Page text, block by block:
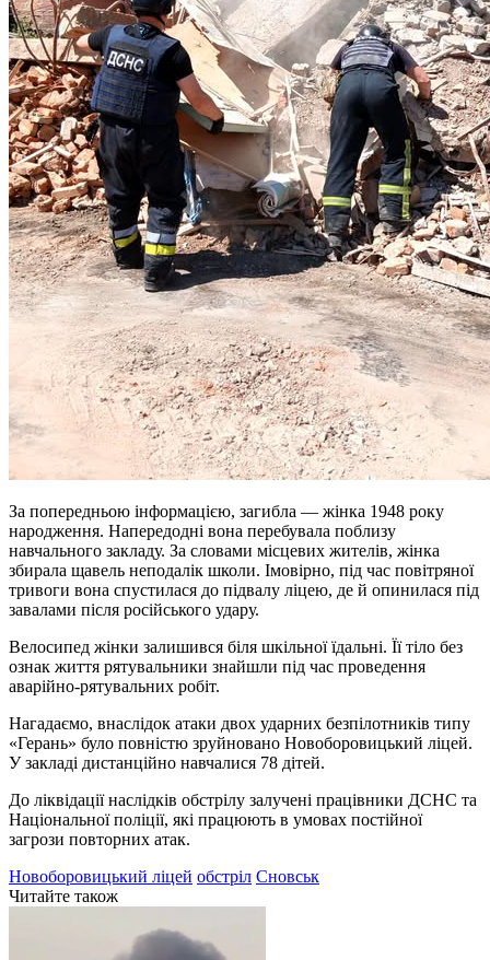
За попередньою інформацією, загибла — жінка 1948 року
народження. Напередодні вона перебувала поблизу
навчального закладу. За словами місцевих жителів, жінка
збирала щавель неподалік школи. Імовірно, під час повітряної
тривоги вона спустилася до підвалу ліцею, де й опинилася під
завалами після російського удару.
Велосипед жінки залишився біля шкільної їдальні. Її тіло без
ознак життя рятувальники знайшли під час проведення
аварійно-рятувальних робіт.
Нагадаємо, внаслідок атаки двох ударних безпілотників типу
«Герань» було повністю зруйновано Новоборовицький ліцей.
У закладі дистанційно навчалися 78 дітей.
До ліквідації наслідків обстрілу залучені працівники ДСНС та
Національної поліції, які працюють в умовах постійної
загрози повторних атак.
Новоборовицький ліцей обстріл Сновськ
Читайте також